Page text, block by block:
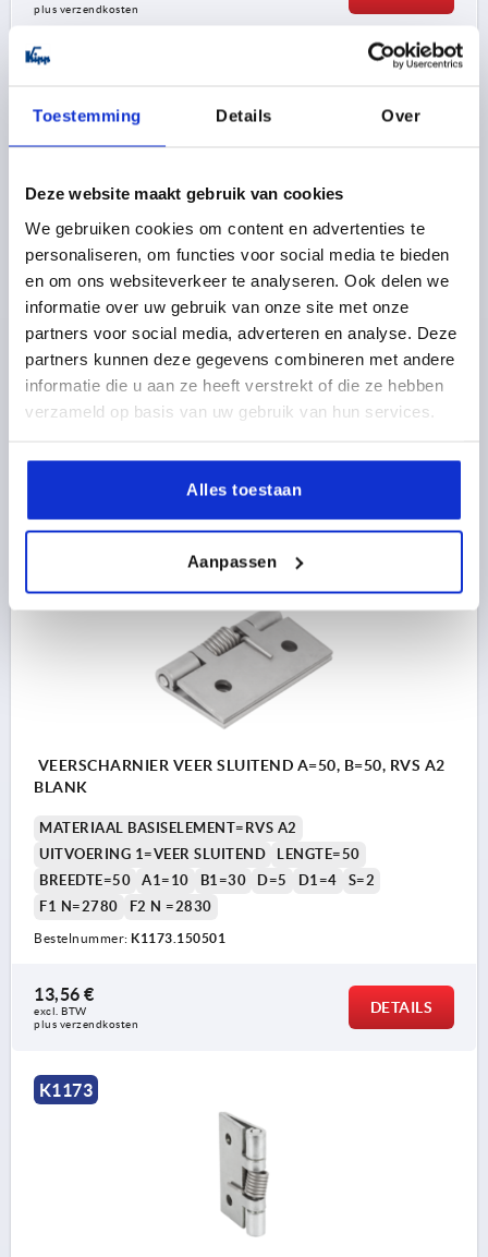
Toestemming Details Over
Deze website maakt gebruik van cookies
We gebruiken cookies om content en advertenties te
personaliseren, om functies voor social media te bieden
en om ons websiteverkeer te analyseren. Ook delen we
informatie over uw gebruik van onze site met onze
partners voor social media, adverteren en analyse. Deze
partners kunnen deze gegevens combineren met andere
informatie die u aan ze heeft verstrekt of die ze hebben
verzameld op basis van uw gebruik van hun services.
Alles toestaan
Aanpassen
plus verzendkosten
VEERSCHARNIER VEER SLUITEND A=50, B=50, STAAL
VERZINKT
MATERIAAL BASISELEMENT=STAAL
UITVOERING 1=VEER SLUITEND
B1=30
plus verzendkosten
VEERSCHARNIER VEER SLUITEND A=50, B=50, RVS A2
BLANK
MATERIAAL BASISELEMENT=RVS A2
UITVOERING 1=VEER SLUITEND
LENGTE=50
BREEDTE=50
A1=10 B1=30 D=5 D1=4
S=2
F1 N=2780
F2 N =2830
Bestelnummer: K1173.150501
13,56 €
excl. BTW
plus verzendkosten
DETAILS
K1173